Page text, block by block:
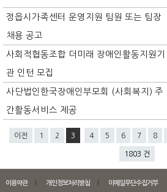
정읍시가족센터 운영지원 팀원 또는 팀장
채용 공고
사회적협동조합 더미래 장애인활동지원기
관 인턴 모집
사단법인한국장애인부모회 (사회복지) 주
간활동서비스 제공
이전 1 2 3 4 5 6 7 8
1803 건
이용약관 개인정보처리방침 이메일무단수집거부